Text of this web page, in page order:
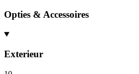
Opties & Accessoires
Exterieur